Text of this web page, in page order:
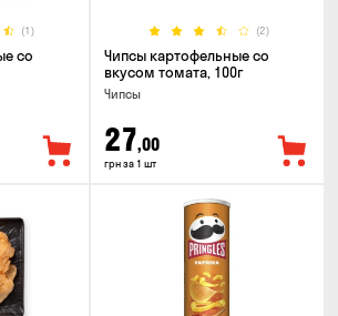
(1)
со
(2)
Чипсы картофельные со
вкусом томата, 100г
Чипсы
27,00
грн за 1 шт